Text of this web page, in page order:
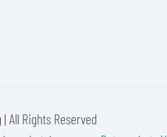
Rights Reserved